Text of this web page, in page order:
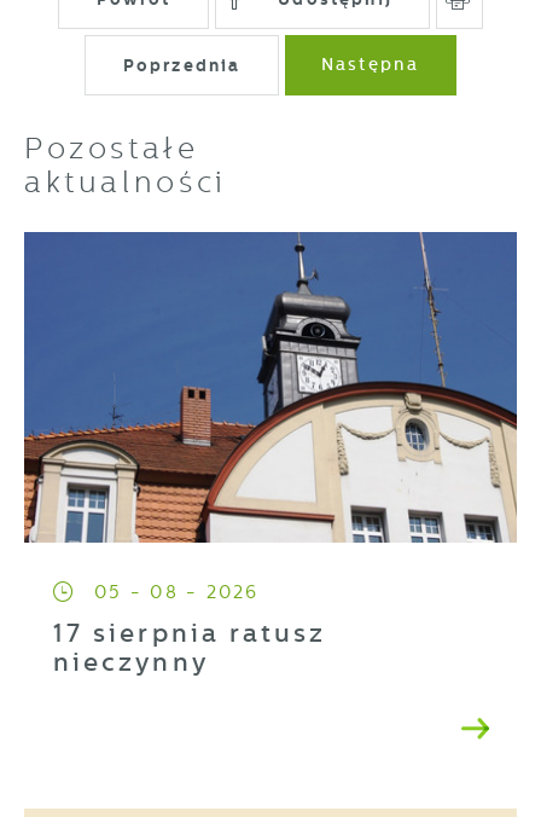
Poprzednia Następna
Pozostałe
aktualności
05 - 08 - 2026
17 sierpnia ratusz
nieczynny